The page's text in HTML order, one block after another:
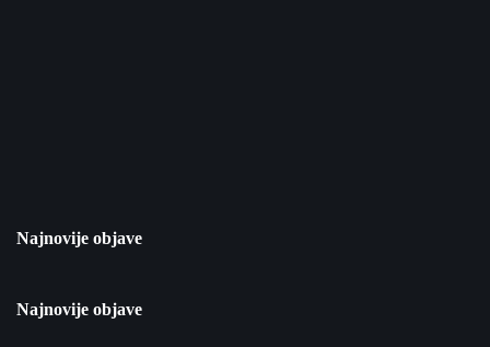
Najnovije objave
Najnovije objave